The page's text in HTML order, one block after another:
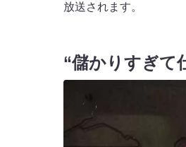
放送されます。
“儲かりすぎて